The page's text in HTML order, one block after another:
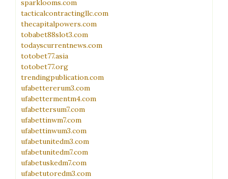
sparklooms.com
tacticalcontractingllc.com
thecapitalpowers.com
tobabet88slot3.com
todayscurrentnews.com
totobet77.asia
totobet77.org
trendingpublication.com
ufabettererum3.com
ufabettermentm4.com
ufabettersum7.com
ufabettinwm7.com
ufabettinwum3.com
ufabetunitedm3.com
ufabetunitedm7.com
ufabetuskedm7.com
ufabetutoredm3.com